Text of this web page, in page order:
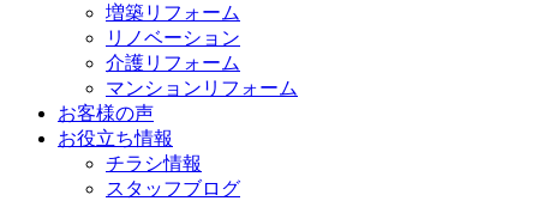
増築リフォーム
リノベーション
介護リフォーム
マンションリフォーム
お客様の声
お役立ち情報
チラシ情報
スタッフブログ